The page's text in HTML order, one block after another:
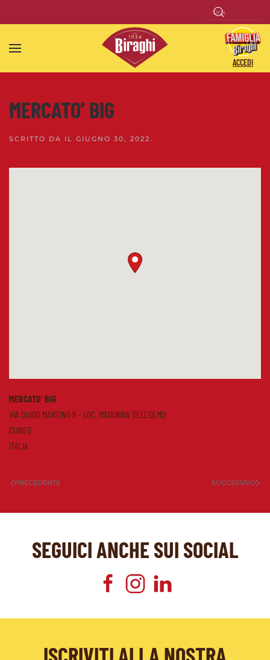
Skip to main content
ACCEDI
MERCATO’ BIG
SCRITTO DA IL GIUGNO 30, 2022.
MERCATO’ BIG
VIA GUIDO MARTINO 8 - LOC. MADONNA DELL'OLMO
CUNEO
ITALIA
PRECEDENTE SUCCESSIVO
SEGUICI ANCHE SUI SOCIAL
ISCRIVITI ALLA NOSTRA